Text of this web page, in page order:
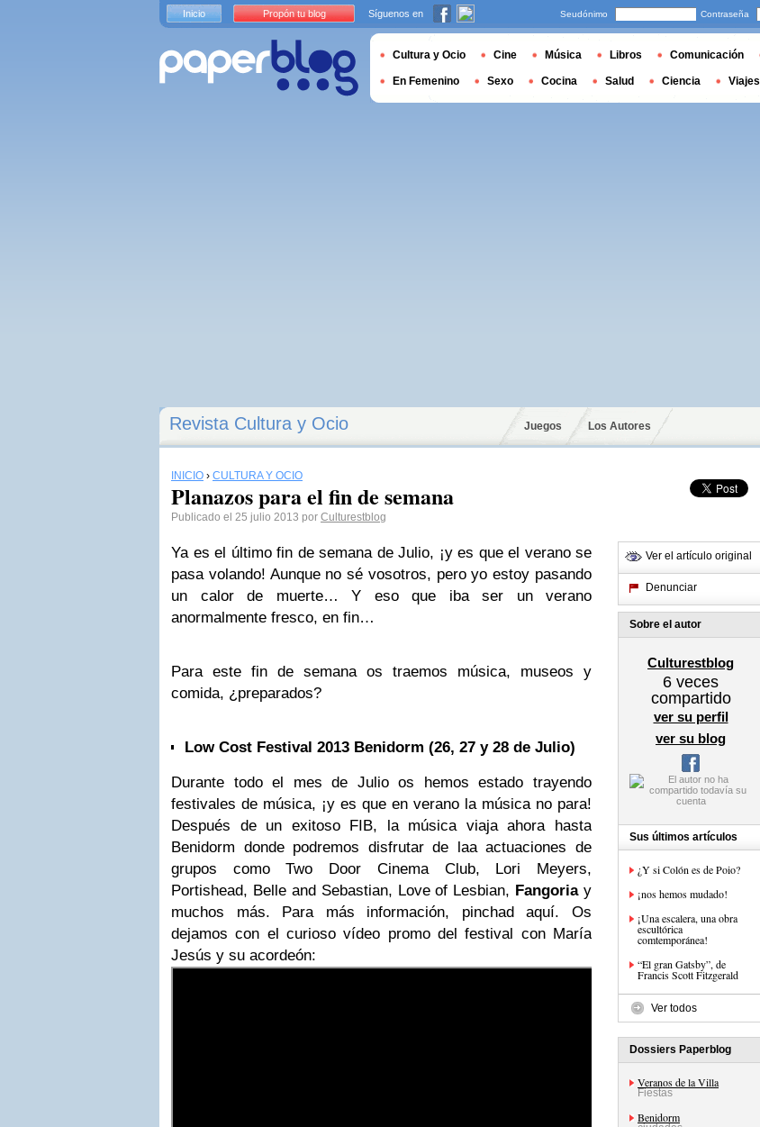
Revista Cultura y Ocio Juegos Los Autores
INICIO › CULTURA Y OCIO
Planazos para el fin de semana
Publicado el 25 julio 2013 por Culturestblog
Ya es el último fin de semana de Julio, ¡y es que el verano se
pasa volando! Aunque no sé vosotros, pero yo estoy pasando
un calor de muerte… Y eso que iba ser un verano
anormalmente fresco, en fin…
Para este fin de semana os traemos música, museos y
comida, ¿preparados?
Low Cost Festival 2013 Benidorm (26, 27 y 28 de Julio)
Durante todo el mes de Julio os hemos estado trayendo
festivales de música, ¡y es que en verano la música no para!
Después de un exitoso FIB, la música viaja ahora hasta
Benidorm donde podremos disfrutar de laa actuaciones de
grupos como Two Door Cinema Club, Lori Meyers,
Portishead, Belle and Sebastian, Love of Lesbian, Fangoriay
muchos más. Para más información, pinchad aquí. Os
dejamos con el curioso vídeo promo del festival con María
Jesús y su acordeón:
Ver el artículo original
Denunciar
Sobre el autor
Culturestblog
6 veces
compartido
ver su perfil
ver su blog
Sus últimos artículos
¿Y si Colón es de Poio?
¡nos hemos mudado!
¡Una escalera, una obra
escultórica
comtemporánea!
“El gran Gatsby”, de
Francis Scott Fitzgerald
Ver todos
Dossiers Paperblog
Veranos de la Villa
Fiestas
Benidorm
Inicio Propón tu blog Síguenos en Seudónimo Contraseña
Cultura y Ocio Cine Música Libros Comunicación
En Femenino Sexo Cocina Salud Ciencia Viajes